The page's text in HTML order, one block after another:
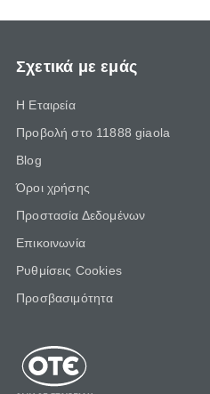
Σχετικά με εμάς
Η Εταιρεία
Προβολή στο 11888 giaola
Blog
Όροι χρήσης
Προστασία Δεδομένων
Επικοινωνία
Ρυθμίσεις Cookies
Προσβασιμότητα